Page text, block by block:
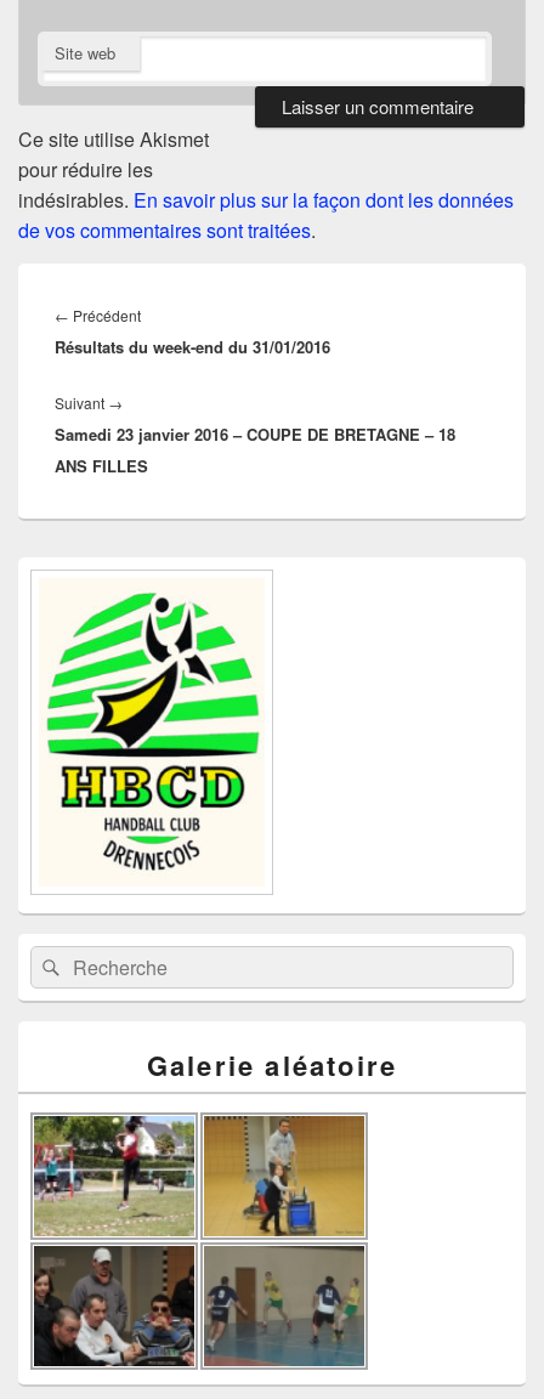
Site web
Ce site utilise Akismet
pour réduire les
indésirables. En savoir plus sur la façon dont les données
de vos commentaires sont traitées.
de
l’article
← PrécédentArticle
précédent :
Résultats du week-end du 31/01/2016
Suivant →
suivant :
Samedi 23 janvier 2016 – COUPE DE BRETAGNE – 18
ANS FILLES
Zone
barre
latérale
Recherche :Rechercher
Galerie aléatoire